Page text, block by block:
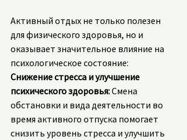
Активный отдых не только полезен
для физического здоровья, но и
оказывает значительное влияние на
психологическое состояние:
Снижение стресса и улучшение
психического здоровья: Смена
обстановки и вида деятельности во
время активного отпуска помогает
снизить уровень стресса и улучшить